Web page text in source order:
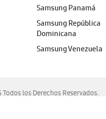
Samsung Panamá
Samsung República
Dominicana
Samsung Venezuela
los Derechos Reservados.